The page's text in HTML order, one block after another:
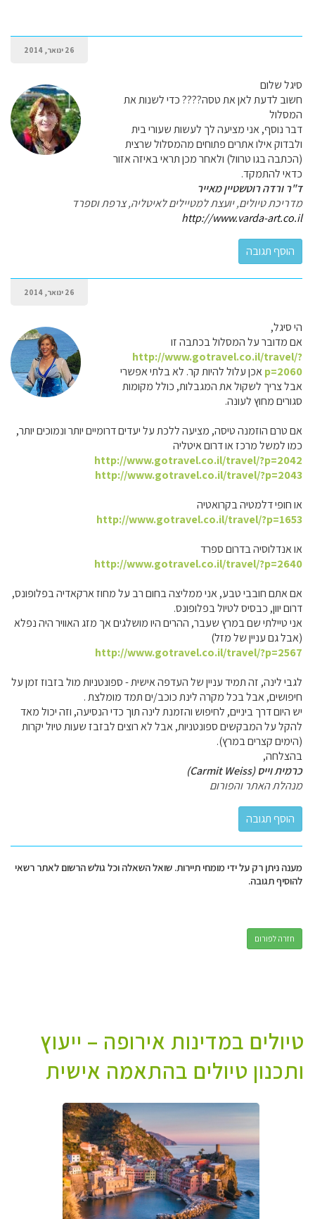
26 ינואר, 2014
סיגל שלום
חשוב לדעת לאן את טסה???? כדי לשנות את
המסלול
דבר נוסף, אני מציעה לך לעשות שעורי בית
ולבדוק אילו אתרים פתוחים מהמסלול שרצית
(הכתבה בגו טרוול) ולאחר מכן תראי באיזה אזור
כדאי להתמקד.
ד"ר ורדה רוטשטיין מאייר
מדריכת טיולים, יועצת למטיילים לאיטליה, צרפת וספרד
http://www.varda-art.co.il
26 ינואר, 2014
הי סיגל,
אם מדובר על המסלול בכתבה זו
http://www.gotravel.co.il/travel/?
p=2060אכן עלול להיות קר. לא בלתי אפשרי
אבל צריך לשקול את המגבלות, כולל מקומות
סגורים מחוץ לעונה.
אם טרם הוזמנה טיסה, מציעה ללכת על יעדים דרומיים יותר ונמוכים יותר,
כמו למשל מרכז או דרום איטליה
http://www.gotravel.co.il/travel/?p=2042
http://www.gotravel.co.il/travel/?p=2043
או חופי דלמטיה בקרואטיה
http://www.gotravel.co.il/travel/?p=1653
או אנדלוסיה בדרום ספרד
http://www.gotravel.co.il/travel/?p=2640
אם אתם חובבי טבע, אני ממליצה בחום רב על מחוז ארקאדיה בפלופונס,
דרום יוון, כבסיס לטיול בפלופונס.
אני טיילתי שם במרץ שעבר, ההרים היו מושלגים אך מזג האוויר היה נפלא
(אבל גם עניין של מזל)
http://www.gotravel.co.il/travel/?p=2567
לגבי לינה, זה תמיד עניין של העדפה אישית - ספונטניות מול בזבוז זמן על
חיפושים, אבל בכל מקרה לינת כוכב/ים תמד מומלצת .
יש היום דרך ביניים, לחיפוש והזמנת לינה תוך כדי הנסיעה, וזה יכול מאד
להקל על המבקשים ספונטניות, אבל לא רוצים לבזבז שעות טיול יקרות
(הימים קצרים במרץ).
בהצלחה,
כרמית וייס (Carmit Weiss)
מנהלת האתר והפורום
מענה ניתן רק על ידי מומחי תיירות. שואל השאלה וכל גולש הרשום לאתר רשאי
להוסיף תגובה.
חזרה לפורום
טיולים במדינות אירופה – ייעוץ
ותכנון טיולים בהתאמה אישית